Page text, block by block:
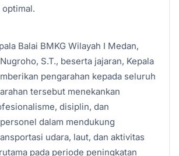
Balai BMKG Wilayah I Medan,
S.T., beserta jajaran, Kepala
pengarahan kepada seluruh
tersebut menekankan
disiplin, dan
dalam mendukung
udara, laut, dan aktivitas
pada periode peningkatan